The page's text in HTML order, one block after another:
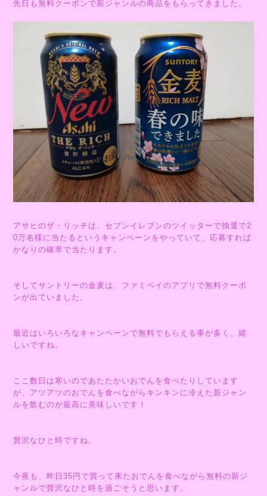
先日も無料クーポンで新ジャンルの商品をもらってきました。
アサヒのザ・リッチは、セブンイレブンのツイッターで抽選で2
0万名様に当たるというキャンペーンをやっていて、応募すれば
かなりの確率で当たります。
そしてサントリーの金麦は、ファミペイのアプリで無料クーポ
ンが出ていました。
最近はいろいろなキャンペーンで無料でもらえる事が多く、嬉
しいですね。
ここ数日は寒いのであたたかいおでんを食べたりしています
が、アツアツのおでんを食べながらキンキンに冷えた新ジャン
ルを飲むのが最高に美味しいです！
贅沢なひと時ですね。
今夜も、昨日35円で買って来たおでんを食べながら無料の新ジ
ャンルで贅沢なひと時を過ごそうと思います。